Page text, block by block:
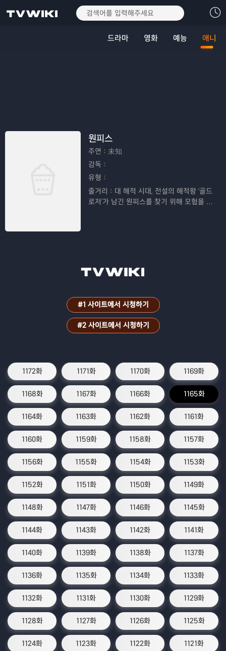
드라마 영화 예능 애니
원피스
주연： 未知
감독：
유형：
줄거리： 대 해적 시대, 전설의 해적왕 '골드
로저'가 남긴 원피스를 찾기 위해 모험을 떠
#1 사이트에서 시청하기
#2 사이트에서 시청하기
1172화 1171화 1170화 1169화
1168화 1167화 1166화 1165화
1164화 1163화 1162화 1161화
1160화 1159화 1158화 1157화
1156화 1155화 1154화 1153화
1152화 1151화 1150화 1149화
1148화 1147화 1146화 1145화
1144화 1143화 1142화 1141화
1140화 1139화 1138화 1137화
1136화 1135화 1134화 1133화
1132화 1131화 1130화 1129화
1128화 1127화 1126화 1125화
1124화 1123화 1122화 1121화